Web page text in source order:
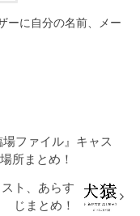
ーに自分の名前、メー
場ファイル』キャス
所まとめ！
ト、あらす
じまとめ！